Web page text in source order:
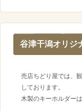
谷津干潟オリジ
売店ちどり屋では、
しております。
木製のキーホルダー